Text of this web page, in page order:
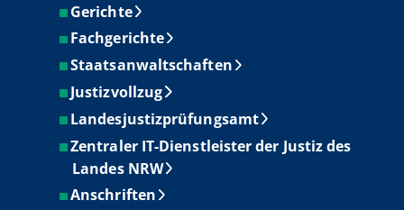
Gerichte
Fachgerichte
Staatsanwaltschaften
Justizvollzug
Landesjustizprüfungsamt
Zentraler IT-Dienstleister der Justiz des
Landes NRW
Anschriften